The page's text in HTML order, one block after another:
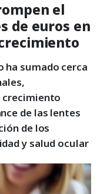
el
de euros en
ha sumado cerca
crecimiento
de las lentes
de los
y salud ocular